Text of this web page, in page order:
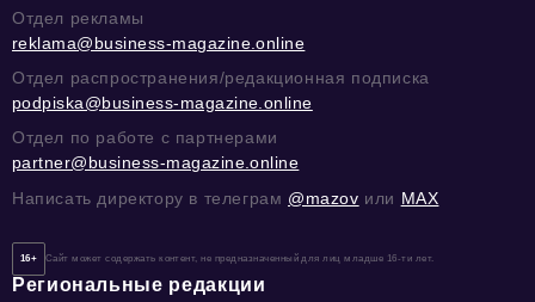
Отдел рекламы
reklama@business-magazine.online
Отдел распространения/редакционная подписка
podpiska@business-magazine.online
Отдел по работе с партнерами
partner@business-magazine.online
Написать директору в телеграм @mazov или MAX
16+ Сайт может содержать контент, не предназначенный для лиц младше 16-ти лет.
Региональные редакции